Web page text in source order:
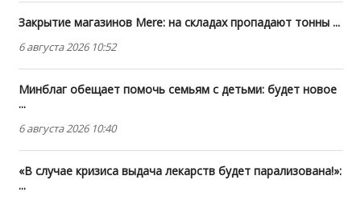
Закрытие магазинов Mere: на складах пропадают тонны ...
6 августа 2026 10:52
Минблаг обещает помочь семьям с детьми: будет новое
...
6 августа 2026 10:40
«В случае кризиса выдача лекарств будет парализована!»:
...